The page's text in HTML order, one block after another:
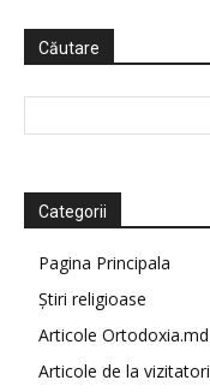
Căutare
Categorii
Pagina Principala
Știri religioase
Articole Ortodoxia.md
Articole de la vizitatori